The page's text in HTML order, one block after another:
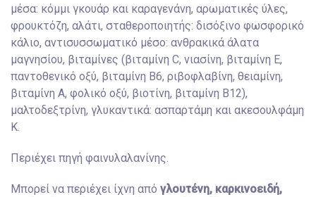
μέσα: κόμμι γκουάρ και καραγενάνη, αρωματικές ύλες,
φρουκτόζη, αλάτι, σταθεροποιητής: δισόξινο φωσφορικό
κάλιο, αντισυσσωματικό μέσο: ανθρακικά άλατα
μαγνησίου, βιταμίνες (βιταμίνη C, νιασίνη, βιταμίνη E,
παντοθενικό οξύ, βιταμίνη B6, ριβοφλαβίνη, θειαμίνη,
βιταμίνη A, φολικό οξύ, βιοτίνη, βιταμίνη Β12),
μαλτοδεξτρίνη, γλυκαντικά: ασπαρτάμη και ακεσουλφάμη
Κ.
Περιέχει πηγή φαινυλαλανίνης.
Μπορεί να περιέχει ίχνη από γλουτένη, καρκινοειδή,